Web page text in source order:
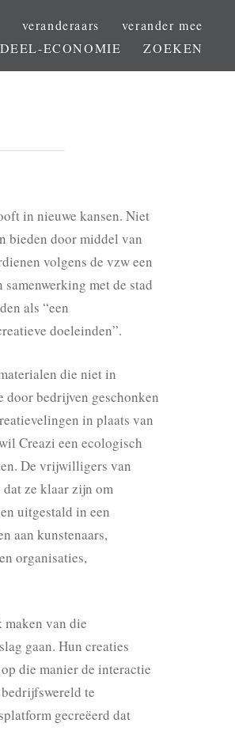
veranderaars
verander mee
DEEL-ECONOMIE ZOEKEN
in nieuwe kansen. Niet
bieden door middel van
volgens de vzw een
met de stad
als “een
doeleinden”.
die niet in
bedrijven geschonken
in plaats van
Creazi een ecologisch
De vrijwilligers van
ze klaar zijn om
uitgestald in een
aan kunstenaars,
organisaties,
van die
gaan. Hun creaties
die manier de interactie
te
gecreëerd dat